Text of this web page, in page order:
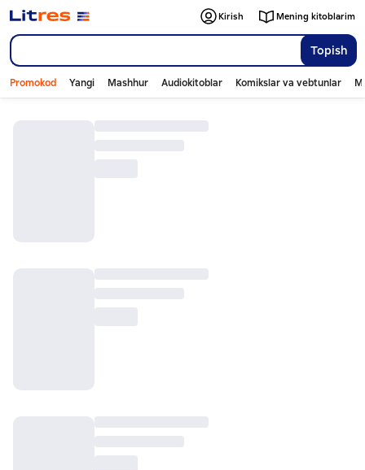
Topish
Kirish Mening kitoblarim
Promokod Yangi Mashhur Audiokitoblar Komikslar va vebtunlar